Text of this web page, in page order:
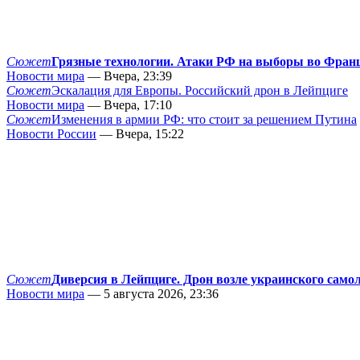
СюжетГрязные технологии. Атаки РФ на выборы во
Новости мира — Вчера, 23:39
СюжетЭскалация для Европы. Российский дрон в Лейпциге
Новости мира — Вчера, 17:10
СюжетИзменения в армии РФ: что стоит за решением Путина
Новости России — Вчера, 15:22
СюжетДиверсия в Лейпциге. Дрон возле украинского
Новости мира — 5 августа 2026, 23:36